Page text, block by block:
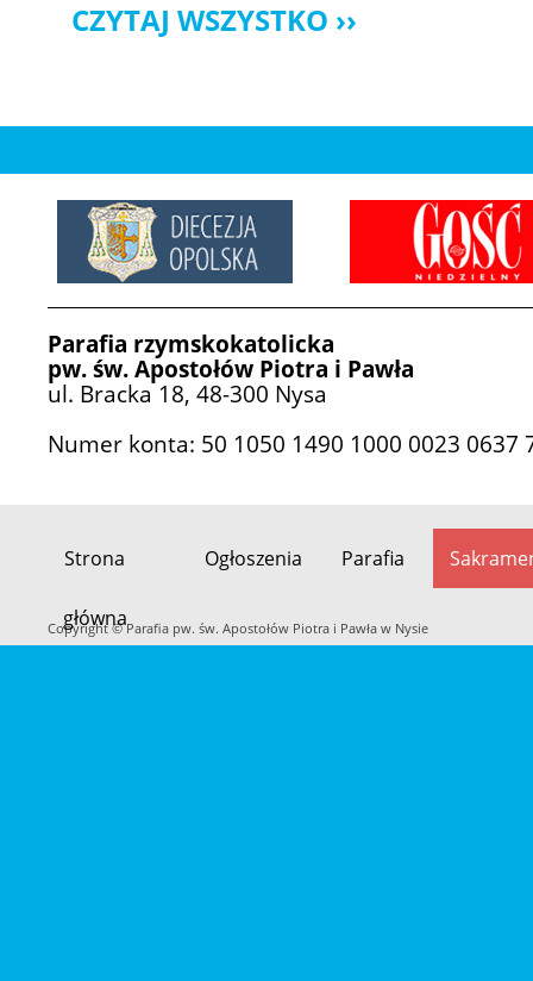
CZYTAJ WSZYSTKO
Parafia rzymskokatolicka
pw. św. Apostołów Piotra i Pawła
ul. Bracka 18, 48-300 Nysa
Numer konta: 50 1050 1490 1000 0023 0637
PrzeskoczStrona
główna
Ogłoszenia Parafia
Copyright © Parafia pw. św. Apostołów Piotra i Pawła w Nysie